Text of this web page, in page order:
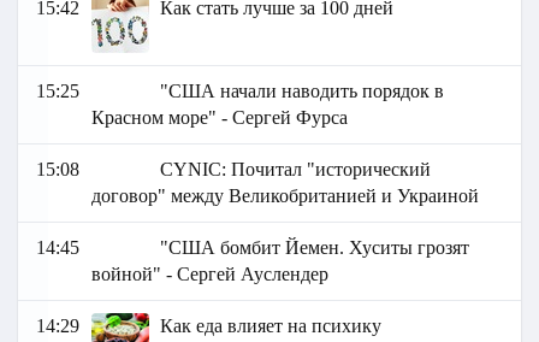
15:42 Как стать лучше за 100 дней
15:25
"США начали наводить порядок в
Красном море" - Сергей Фурса
15:08
СYNIC: Почитал "исторический
договор" между Великобританией и Украиной
14:45
"США бомбит Йемен. Хуситы грозят
войной" - Сергей Ауслендер
14:29 Как еда влияет на психику